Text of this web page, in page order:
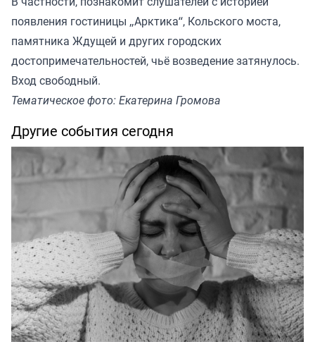
появления гостиницы „Арктика“, Кольского моста,
памятника Ждущей и других городских
достопримечательностей, чьё возведение затянулось.
Вход свободный.
Тематическое фото: Екатерина Громова
Другие события сегодня